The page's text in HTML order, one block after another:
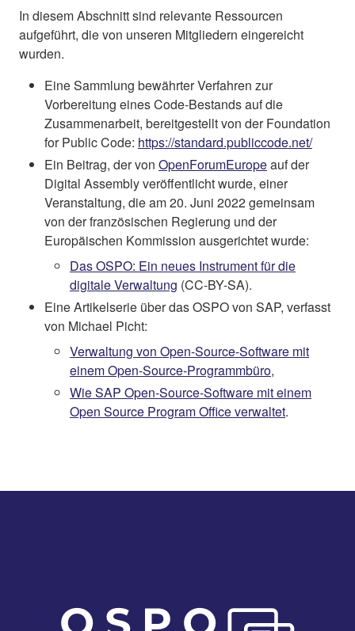
In diesem Abschnitt sind relevante Ressourcen
aufgeführt, die von unseren Mitgliedern eingereicht
wurden.
Eine Sammlung bewährter Verfahren zur
Vorbereitung eines Code-Bestands auf die
Zusammenarbeit, bereitgestellt von der Foundation
for Public Code: https://standard.publiccode.net/
Ein Beitrag, der von OpenForumEuropeauf der
Digital Assembly veröffentlicht wurde, einer
Veranstaltung, die am 20. Juni 2022 gemeinsam
von der französischen Regierung und der
Europäischen Kommission ausgerichtet wurde:
Das OSPO: Ein neues Instrument für die
digitale Verwaltung (CC-BY-SA).
Eine Artikelserie über das OSPO von SAP, verfasst
von Michael Picht:
Verwaltung von Open-Source-Software mit
einem Open-Source-Programmbüro,
Wie SAP Open-Source-Software mit einem
Open Source Program Office verwaltet.